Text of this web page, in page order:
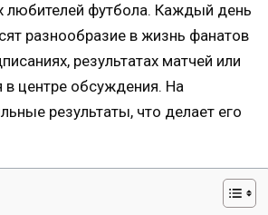
любителей футбола. Каждый день
разнообразие в жизнь фанатов
результатах матчей или
в центре обсуждения. На
результаты, что делает его